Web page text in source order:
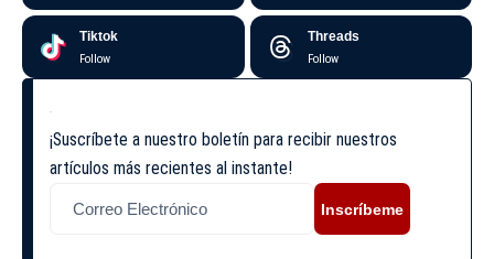
Tiktok
Follow
Threads
Follow
¡Suscríbete a nuestro boletín para recibir nuestros
artículos más recientes al instante!
Inscríbeme